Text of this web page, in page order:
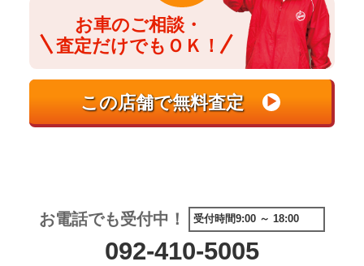
お車のご相談・
査定だけでもＯＫ！
お電話でも受付中！ 受付時間9:00 ～ 18:00
092-410-5005